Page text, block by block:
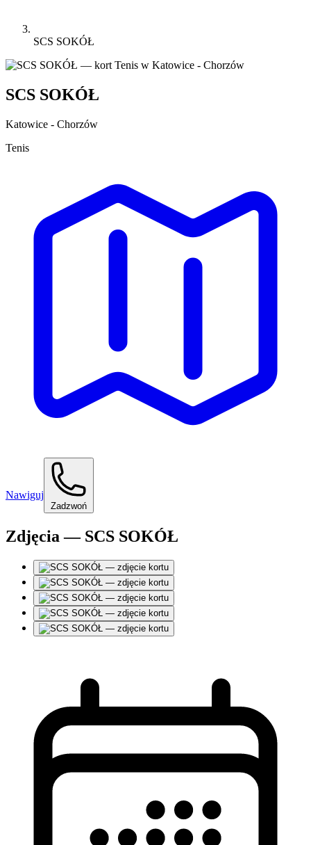
SCS SOKÓŁ
SCS SOKÓŁ
Katowice - Chorzów
Tenis
Nawiguj
Zadzwoń
Zdjęcia — SCS SOKÓŁ